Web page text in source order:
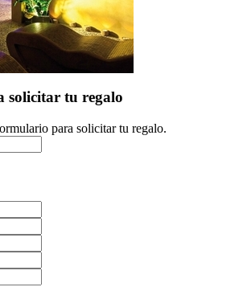
solicitar tu regalo
para solicitar tu regalo.